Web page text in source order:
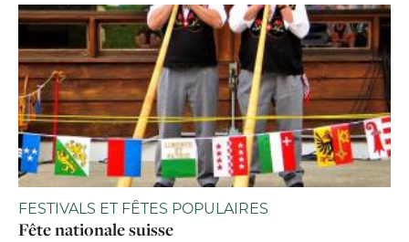
FESTIVALS ET FÊTES POPULAIRES
Fête nationale suisse